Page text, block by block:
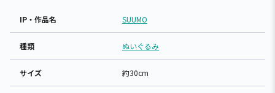
IP・作品名 SUUMO
種類 ぬいぐるみ
サイズ 約30cm